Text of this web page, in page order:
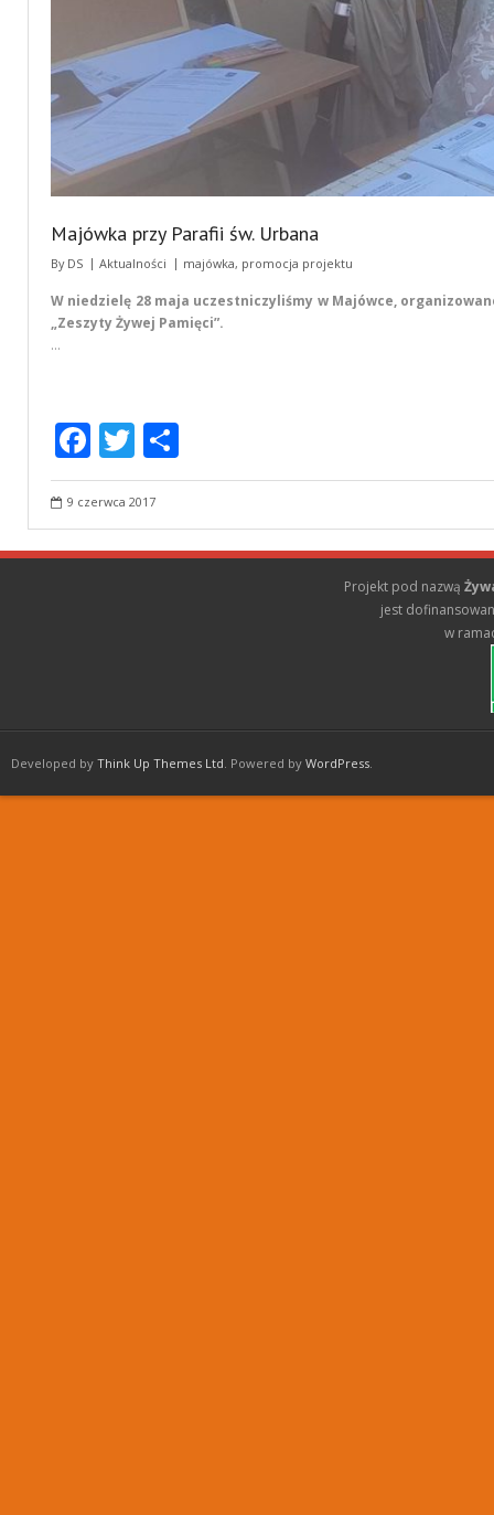
Majówka przy Parafii św. Urbana
By DS Aktualności majówka, promocja projektu
W niedzielę 28 maja uczestniczyliśmy w Majówce,
„Zeszyty Żywej Pamięci”.
…
F
ac
e
b
T
w
itt
er
h
e
9 czerwca 2017
Projekt pod nazwą
jest
w
Developed by Think Up Themes Ltd . Powered by WordPress